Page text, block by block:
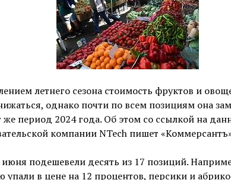
летнего сезона стоимость фруктов и
однако почти по всем позициям она
же период 2024 года. Об этом со ссылкой на
компании NTech пишет
июня подешевели десять из 17 позиций.
упали в цене на 12 процентов, персики и